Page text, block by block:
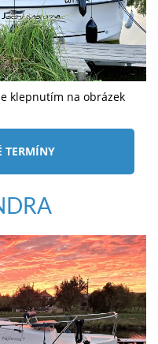
klepnutím na obrázek
TERMÍNY